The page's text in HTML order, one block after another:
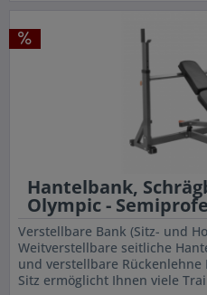
Hantelbank,
Olympic -
Verstellbare Bank (Sitz- und
Weitverstellbare seitliche
und verstellbare
Sitz ermöglicht Ihnen viele